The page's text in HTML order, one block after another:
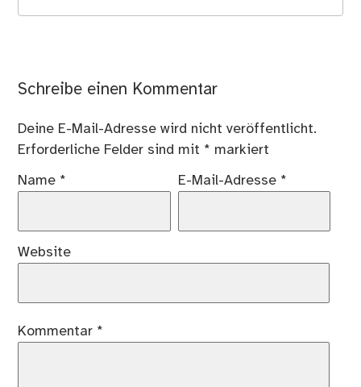
Schreibe einen Kommentar
Deine E-Mail-Adresse wird nicht veröffentlicht.
Erforderliche Felder sind mit * markiert
Name * E-Mail-Adresse *
Website
Kommentar *